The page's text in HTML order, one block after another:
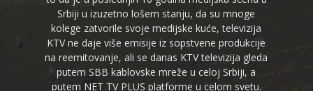
Srbiji u izuzetno lošem stanju, da su mnoge
kolege zatvorile svoje medijske kuće, televizija
KTV ne daje više emisije iz sopstvene produkcije
na reemitovanje, ali se danas KTV televizija gleda
putem SBB kablovske mreže u celoj Srbiji, a
putem NET TV PLUS platforme u celom svetu.